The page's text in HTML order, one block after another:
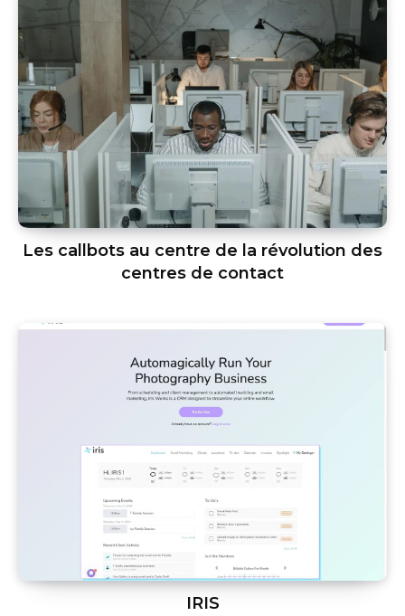
Les callbots au centre de la révolution des
centres de contact
IRIS